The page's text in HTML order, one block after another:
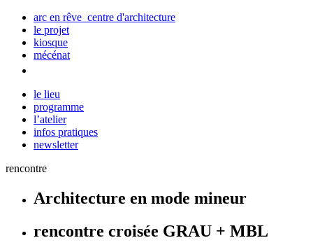
arc en rêve centre d'architecture
le projet
kiosque
mécénat
le lieu
programme
l’atelier
infos pratiques
newsletter
rencontre
Architecture en mode mineur
rencontre croisée GRAU + MBL